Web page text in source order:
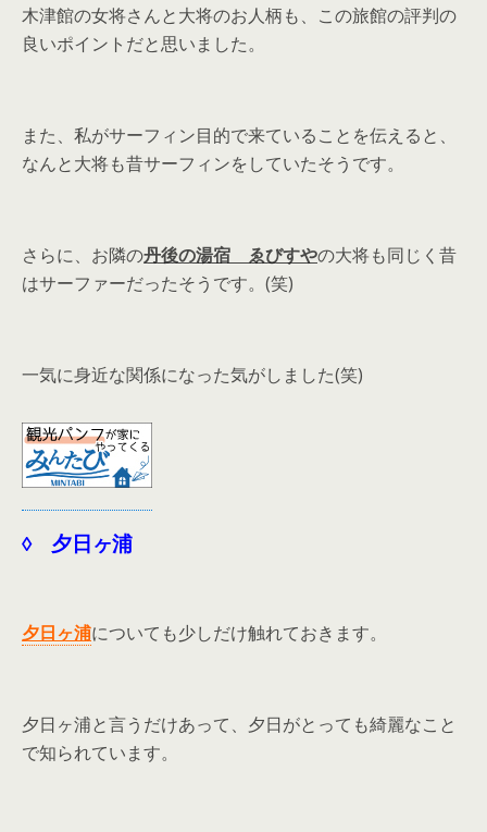
木津館の女将さんと大将のお人柄も、この旅館の評判の
良いポイントだと思いました。
また、私がサーフィン目的で来ていることを伝えると、
なんと大将も昔サーフィンをしていたそうです。
さらに、お隣の丹後の湯宿 ゑびすやの大将も同じく昔
はサーファーだったそうです。(笑)
一気に身近な関係になった気がしました(笑)
◊ 夕日ヶ浦
夕日ヶ浦についても少しだけ触れておきます。
夕日ヶ浦と言うだけあって、夕日がとっても綺麗なこと
で知られています。